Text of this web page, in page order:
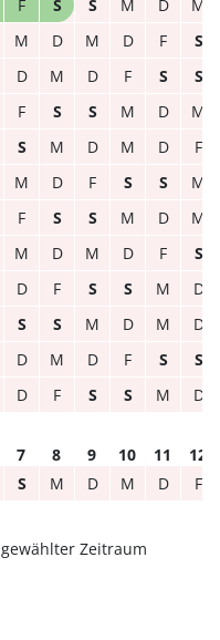
F S S M D
M
M D M D F
S
D M D F S
S
F S S M D
M
S M D M D
F
M D F S S
M
F S S M D
M
M D M D F
S
D F S S M
D
S S M D M
D
D M D F S
S
D F S S M D
7 8 9 10 11
12
S M D M D F
gewählter Zeitraum